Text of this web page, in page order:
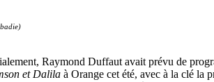
Raymond Duffaut avait prévu de
et Dalila à Orange cet été, avec à la clé la